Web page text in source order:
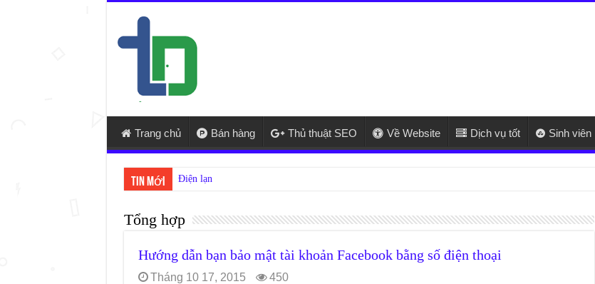
Trang chủ Bán hàng Thủ thuật SEO Về Website Dịch vụ tốt Sinh viên
Tin mới Điện lạnh Thuận Phát – cửa hàng sửa điều hòa uy tí
Tổng hợp
Hướng dẫn bạn bảo mật tài khoản Facebook bằng số điện thoại
Tháng 10 17, 2015 450